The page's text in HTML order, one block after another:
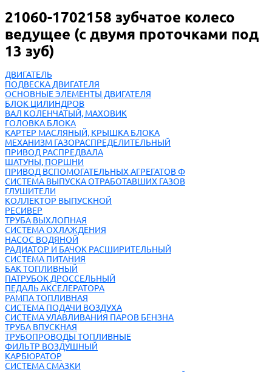
21060-1702158 зубчатое колесо
ведущее (с двумя проточками под
13 зуб)
ДВИГАТЕЛЬ
ПОДВЕСКА ДВИГАТЕЛЯ
ОСНОВНЫЕ ЭЛЕМЕНТЫ ДВИГАТЕЛЯ
БЛОК ЦИЛИНДРОВ
ВАЛ КОЛЕНЧАТЫЙ, МАХОВИК
ГОЛОВКА БЛОКА
КАРТЕР МАСЛЯНЫЙ, КРЫШКА БЛОКА
МЕХАНИЗМ ГАЗОРАСПРЕДЕЛИТЕЛЬНЫЙ
ПРИВОД РАСПРЕДВАЛА
ШАТУНЫ, ПОРШНИ
ПРИВОД ВСПОМОГАТЕЛЬНЫХ АГРЕГАТОВ Ф
СИСТЕМА ВЫПУСКА ОТРАБОТАВШИХ ГАЗОВ
ГЛУШИТЕЛИ
КОЛЛЕКТОР ВЫПУСКНОЙ
РЕСИВЕР
ТРУБА ВЫХЛОПНАЯ
СИСТЕМА ОХЛАЖДЕНИЯ
НАСОС ВОДЯНОЙ
РАДИАТОР И БАЧОК РАСШИРИТЕЛЬНЫЙ
СИСТЕМА ПИТАНИЯ
БАК ТОПЛИВНЫЙ
ПАТРУБОК ДРОССЕЛЬНЫЙ
ПЕДАЛЬ АКСЕЛЕРАТОРА
РАМПА ТОПЛИВНАЯ
СИСТЕМА ПОДАЧИ ВОЗДУХА
СИСТЕМА УЛАВЛИВАНИЯ ПАРОВ БЕНЗНА
ТРУБА ВПУСКНАЯ
ТРУБОПРОВОДЫ ТОПЛИВНЫЕ
ФИЛЬТР ВОЗДУШНЫЙ
КАРБЮРАТОР
СИСТЕМА СМАЗКИ